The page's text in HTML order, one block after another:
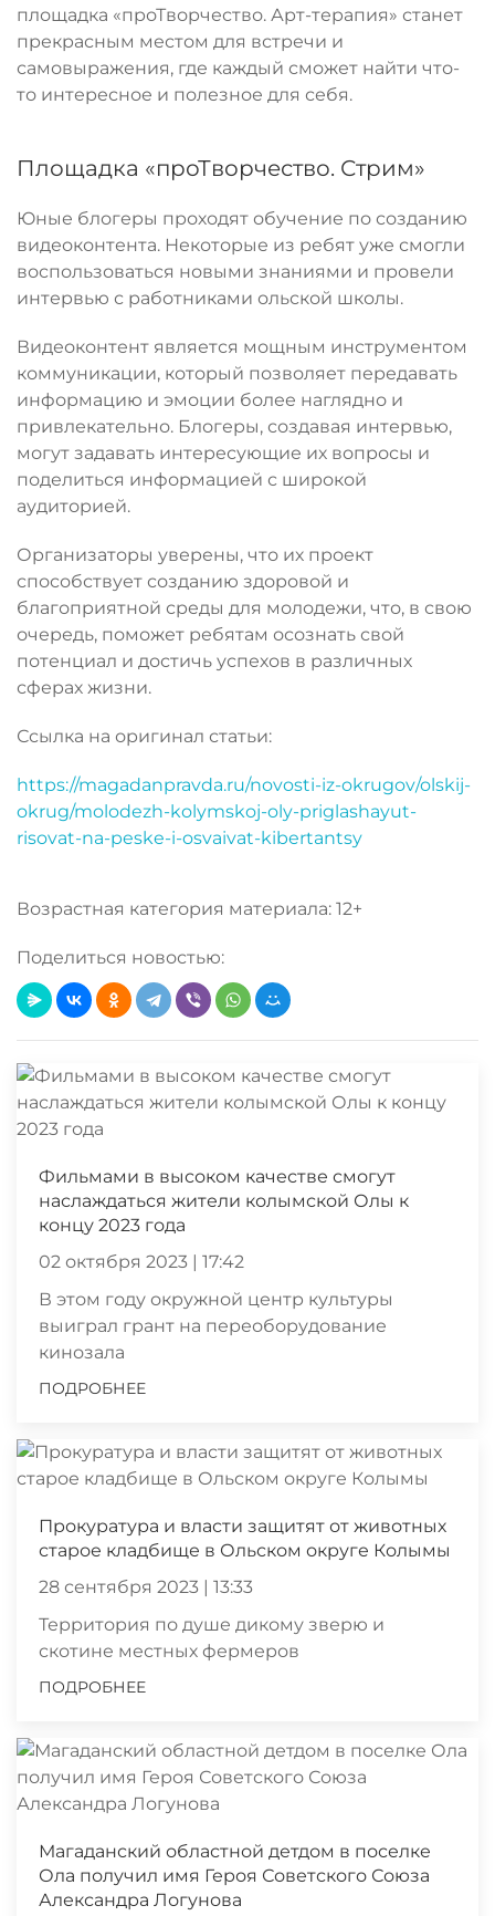
площадка «проТворчество. Арт-терапия» станет
прекрасным местом для встречи и
самовыражения, где каждый сможет найти что-
то интересное и полезное для себя.
Площадка «проТворчество. Стрим»
Юные блогеры проходят обучение по созданию
видеоконтента. Некоторые из ребят уже смогли
воспользоваться новыми знаниями и провели
интервью с работниками ольской школы.
Видеоконтент является мощным инструментом
коммуникации, который позволяет передавать
информацию и эмоции более наглядно и
привлекательно. Блогеры, создавая интервью,
могут задавать интересующие их вопросы и
поделиться информацией с широкой
аудиторией.
Организаторы уверены, что их проект
способствует созданию здоровой и
благоприятной среды для молодежи, что, в свою
очередь, поможет ребятам осознать свой
потенциал и достичь успехов в различных
сферах жизни.
Ссылка на оригинал статьи:
https://magadanpravda.ru/novosti-iz-okrugov/olskij-
okrug/molodezh-kolymskoj-oly-priglashayut-
risovat-na-peske-i-osvaivat-kibertantsy
Возрастная категория материала: 12+
Поделиться новостью:
Фильмами в высоком качестве смогут
наслаждаться жители колымской Олы к
концу 2023 года
02 октября 2023 | 17:42
В этом году окружной центр культуры
выиграл грант на переоборудование
кинозала
ПОДРОБНЕЕ
Прокуратура и власти защитят от животных
старое кладбище в Ольском округе Колымы
28 сентября 2023 | 13:33
Территория по душе дикому зверю и
скотине местных фермеров
ПОДРОБНЕЕ
Магаданский областной детдом в поселке
Ола получил имя Героя Советского Союза
Александра Логунова